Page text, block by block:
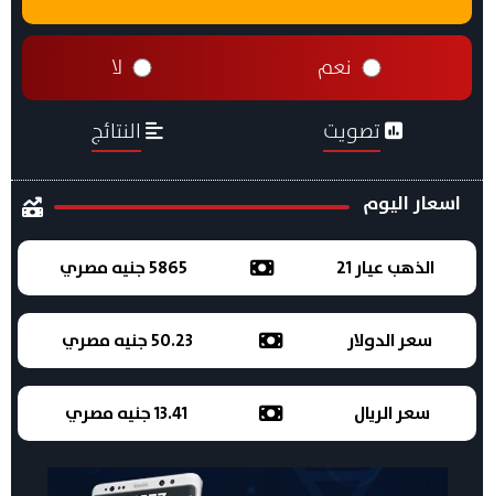
نعم لا
تصويت النتائج
اسعار اليوم
الذهب عيار 21 5865 جنيه مصري
سعر الدولار 50.23 جنيه مصري
سعر الريال 13.41 جنيه مصري